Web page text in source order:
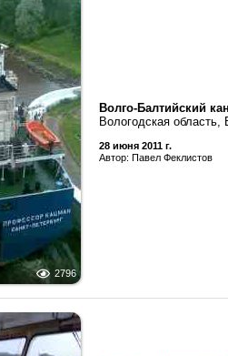
2796
Волго-Балтийский
Вологодская область,
28 июня 2011 г.
Автор: Павел Феклистов